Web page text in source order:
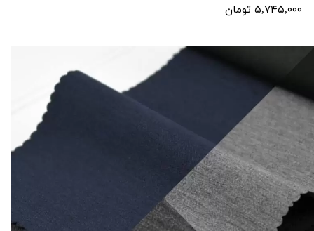
۵,۷۴۵,۰۰۰ تومان